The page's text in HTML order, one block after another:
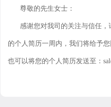
尊敬的先生女士：
感谢您对我司的关注与信任
的个人简历一周内，我们将给予
也可以将您的个人简历发送至：